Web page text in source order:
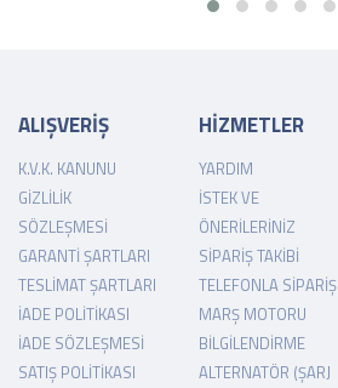
ALIŞVERİŞ
K.V.K. KANUNU
GIZLILIK
SÖZLEŞMESI
GARANTI ŞARTLARI
TESLIMAT ŞARTLARI
İADE POLITIKASI
İADE SÖZLEŞMESI
SATIŞ POLITIKASI
HİZMETLER
YARDIM
İSTEK VE
ÖNERILERINIZ
SIPARIŞ TAKIBI
TELEFONLA SIPARIŞ
MARŞ MOTORU
BILGILENDIRME
ALTERNATÖR (ŞARJ